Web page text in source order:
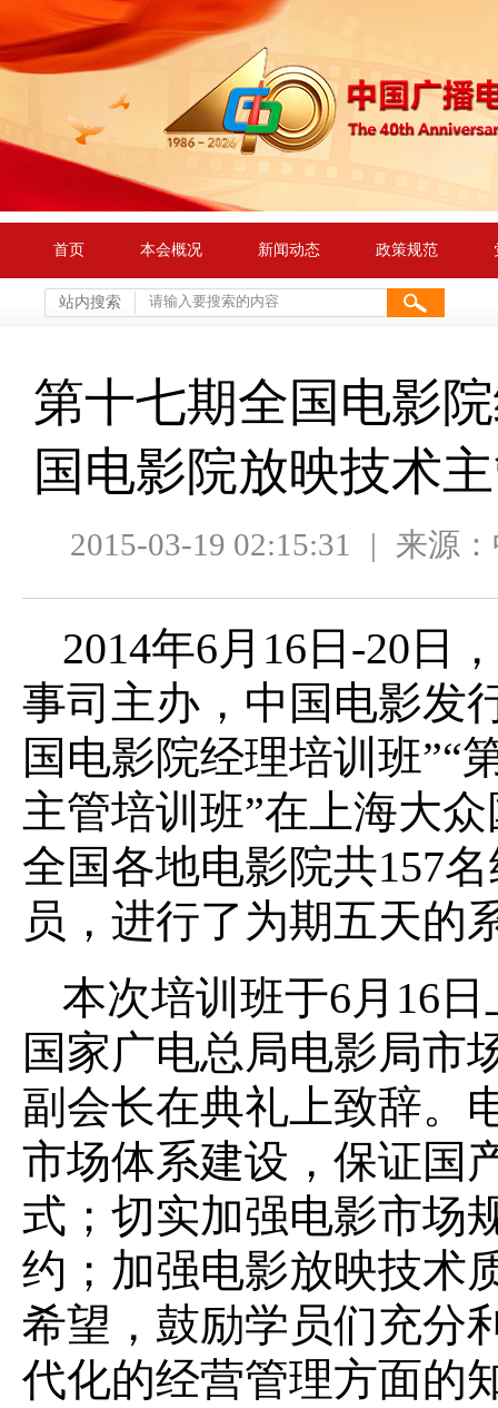
首页 本会概况 新闻动态 政策规范
站内搜索
第十七期全国电影
国电影院放映技术
2015-03-19 02:15:31 | 来源
2014年6月16日-20日
事司主办，中国电影发
国电影院经理培训班”“
主管培训班”在上海大
全国各地电影院共157
员，进行了为期五天的
本次培训班于6月16
国家广电总局电影局市
副会长在典礼上致辞。
市场体系建设，保证国
式；切实加强电影市场
约；加强电影放映技术
希望，鼓励学员们充分
代化的经营管理方面的